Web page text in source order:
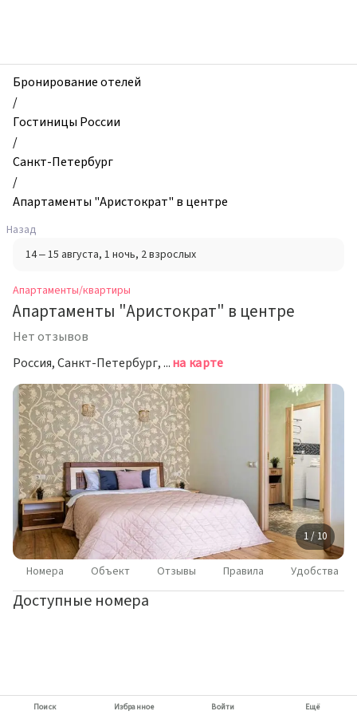
и
квартиры,
Апартаменты
"Аристократ"
в
центре,
Санкт-
Петербург,
Россия
Бронирование отелей
/
Гостиницы России
/
Санкт-Петербург
/
Апартаменты "Аристократ" в центре
Назад
14 – 15 августа, 1 ночь, 2 взрослых
Апартаменты/квартиры
Апартаменты "Аристократ" в центре
Нет отзывов
Россия, Санкт-Петербург, Кременчугская улица, 9к2на карте
1 / 10
Номера Объект Отзывы Правила Удобства
Доступные номера
Поиск Избранное Войти Ещё